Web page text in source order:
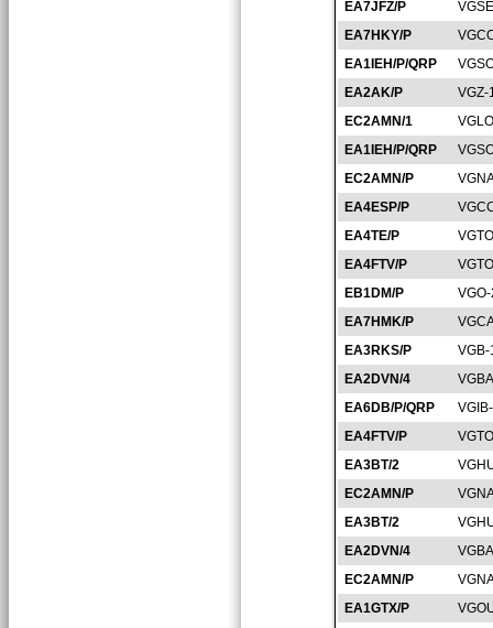
EA7JFZ/P
EA7HKY/P
EA1IEH/P/QRP
EA2AK/P
VGZ-
EC2AMN/1
EA1IEH/P/QRP
EC2AMN/P
EA4ESP/P
EA4TE/P
EA4FTV/P
EB1DM/P
EA7HMK/P
EA3RKS/P
EA2DVN/4
EA6DB/P/QRP
EA4FTV/P
EA3BT/2
EC2AMN/P
EA3BT/2
EA2DVN/4
EC2AMN/P
EA1GTX/P